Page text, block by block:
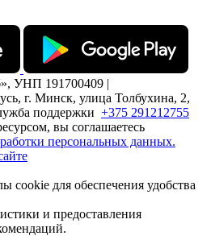
УНП 191700409 |
г. Минск, улица Толбухина, 2,
поддержки +375 291212755
вы соглашаетесь
персональных данных.
cookie для обеспечения удобства
и предоставления